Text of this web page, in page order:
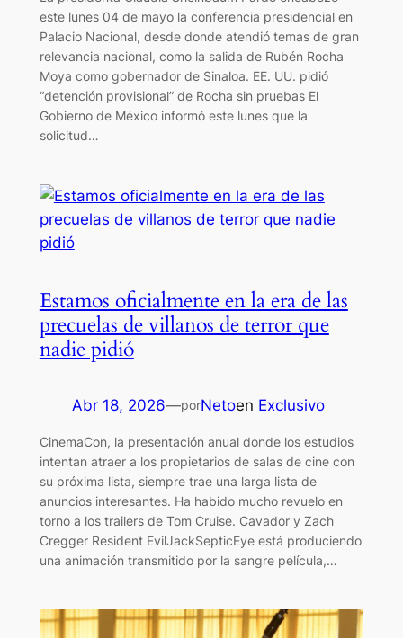
este lunes 04 de mayo la conferencia presidencial en
Palacio Nacional, desde donde atendió temas de gran
relevancia nacional, como la salida de Rubén Rocha
Moya como gobernador de Sinaloa. EE. UU. pidió
“detención provisional” de Rocha sin pruebas El
Gobierno de México informó este lunes que la
solicitud…
Estamos oficialmente en la era de las
precuelas de villanos de terror que
nadie pidió
Abr 18, 2026—porNetoen Exclusivo
CinemaCon, la presentación anual donde los estudios
intentan atraer a los propietarios de salas de cine con
su próxima lista, siempre trae una larga lista de
anuncios interesantes. Ha habido mucho revuelo en
torno a los trailers de Tom Cruise. Cavador y Zach
Cregger Resident EvilJackSepticEye está produciendo
una animación transmitido por la sangre película,…